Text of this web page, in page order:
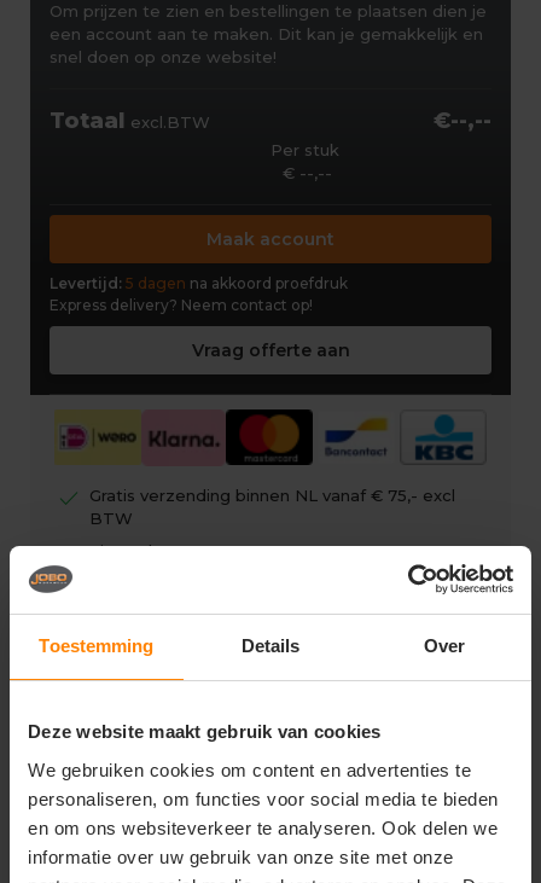
Toestemming Details Over
Deze website maakt gebruik van cookies
We gebruiken cookies om content en advertenties te
personaliseren, om functies voor social media te bieden
en om ons websiteverkeer te analyseren. Ook delen we
informatie over uw gebruik van onze site met onze
Om prijzen te zien en bestellingen te plaatsen dien je
een account aan te maken. Dit kan je gemakkelijk en
snel doen op onze website!
Totaal excl.BTW €--,--
Per stuk
€ --,--
Maak account
Levertijd: 5 dagen na akkoord proefdruk
Express delivery? Neem contact op!
Vraag offerte aan
check
Gratis verzending binnen NL vanaf € 75,- excl
BTW
check Eigen showroom
check
Vragen? Neem contact op
met onze klantenservice
call +31(0)418 511 972